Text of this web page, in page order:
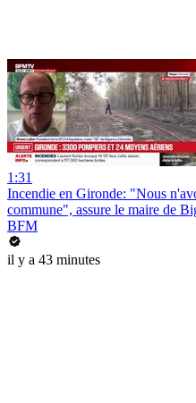
1:31
Incendie en Gironde: "Nous
commune", assure le maire de
BFM
il y a 43 minutes